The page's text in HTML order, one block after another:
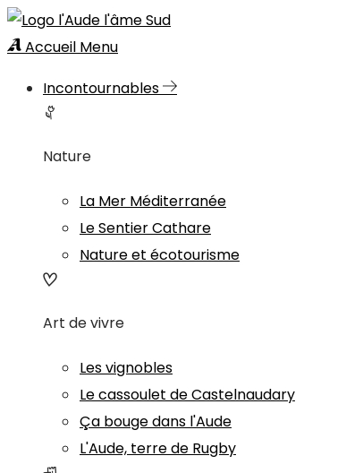
Accueil Menu
Incontournables
Nature
La Mer Méditerranée
Le Sentier Cathare
Nature et écotourisme
Art de vivre
Les vignobles
Le cassoulet de Castelnaudary
Ça bouge dans l'Aude
L'Aude, terre de Rugby